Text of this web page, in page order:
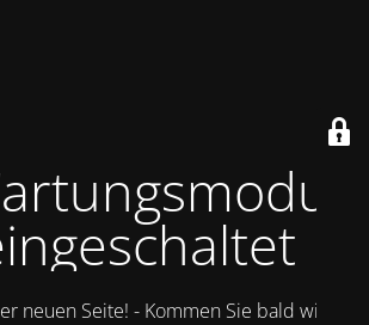
neuen Seite! - Kommen Sie bald wieder.